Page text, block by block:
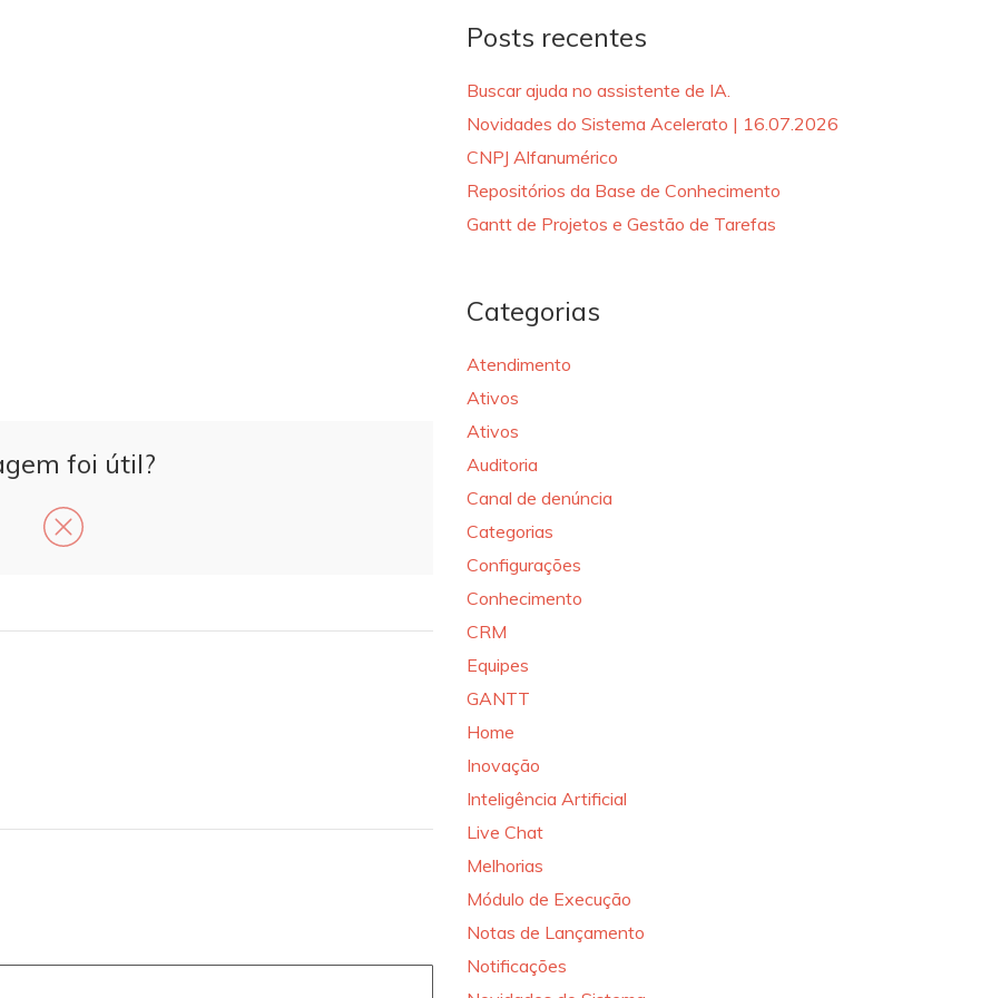
foi útil?
Posts recentes
Buscar ajuda no assistente de IA.
Novidades do Sistema Acelerato | 16.07.2026
CNPJ Alfanumérico
Repositórios da Base de Conhecimento
Gantt de Projetos e Gestão de Tarefas
Categorias
Atendimento
Ativos
Ativos
Auditoria
Canal de denúncia
Categorias
Configurações
Conhecimento
CRM
Equipes
GANTT
Home
Inovação
Inteligência Artificial
Live Chat
Melhorias
Módulo de Execução
Notas de Lançamento
Notificações